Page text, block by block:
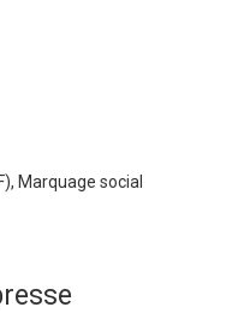
Marquage social